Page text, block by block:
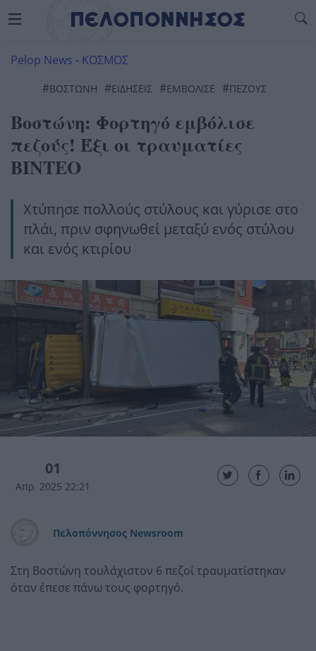
Pelop News - ΚΟΣΜΟΣ
#ΒΟΣΤΏΝΗ #ΕΙΔΗΣΕΙΣ #ΕΜΒΟΛΙΣΕ #ΠΕΖΟΥΣ
Βοστώνη: Φορτηγό εμβόλισε
πεζούς! Έξι οι τραυματίες
ΒΙΝΤΕΟ
Χτύπησε πολλούς στύλους και γύρισε στο
πλάι, πριν σφηνωθεί μεταξύ ενός στύλου
και ενός κτιρίου
01
Απρ. 2025 22:21
Πελοπόννησος Newsroom
Στη Βοστώνη τουλάχιστον 6 πεζοί τραυματίστηκαν
όταν έπεσε πάνω τους φορτηγό.